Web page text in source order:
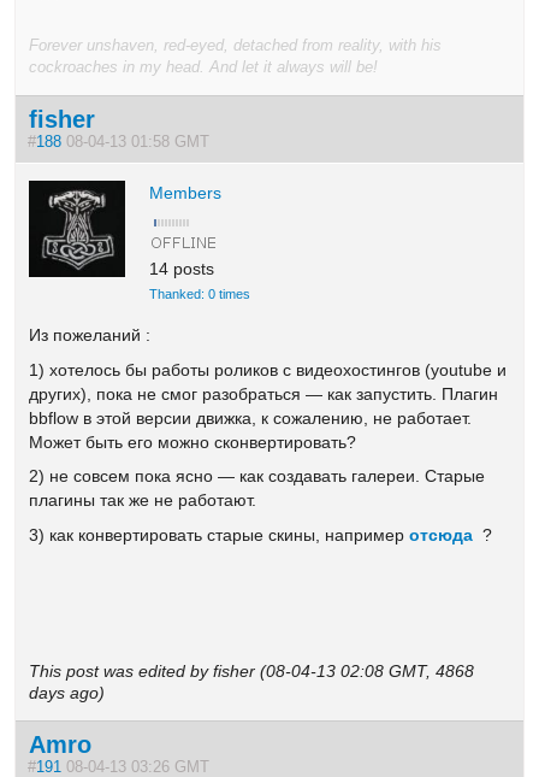
Forever unshaven, red-eyed, detached from reality, with his
cockroaches in my head. And let it always will be!
fisher
#188 08-04-13 01:58 GMT
Members
14 posts
Thanked: 0 times
Из пожеланий :
1) хотелось бы работы роликов с видеохостингов (youtube и
других), пока не смог разобраться — как запустить. Плагин
bbflow в этой версии движка, к сожалению, не работает.
Может быть его можно сконвертировать?
2) не совсем пока ясно — как создавать галереи. Старые
плагины так же не работают.
3) как конвертировать старые скины, напримеротсюда ?
This post was edited by fisher (08-04-13 02:08 GMT, 4868
days ago)
Amro
#191 08-04-13 03:26 GMT